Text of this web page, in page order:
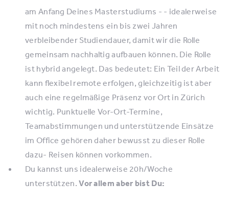
am Anfang Deines Masterstudiums - - idealerweise
mit noch mindestens ein bis zwei Jahren
verbleibender Studiendauer, damit wir die Rolle
gemeinsam nachhaltig aufbauen können. Die Rolle
ist hybrid angelegt. Das bedeutet: Ein Teil der Arbeit
kann flexibel remote erfolgen, gleichzeitig ist aber
auch eine regelmäßige Präsenz vor Ort in Zürich
wichtig. Punktuelle Vor-Ort-Termine,
Teamabstimmungen und unterstützende Einsätze
im Office gehören daher bewusst zu dieser Rolle
dazu- Reisen können vorkommen.
Du kannst uns idealerweise 20h/Woche
unterstützen.Vor allem aber bist Du: